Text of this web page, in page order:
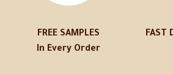
FREE SAMPLES
In Every Order
FAST